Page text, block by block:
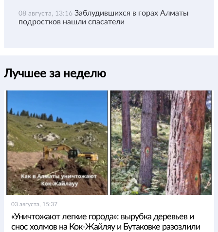
08 августа, 13:16 Заблудившихся в горах Алматы
подростков нашли спасатели
Лучшее за неделю
03 августа, 15:37
«Уничтожают легкие города»: вырубка деревьев и
снос холмов на Кок-Жайляу и Бутаковке разозлили